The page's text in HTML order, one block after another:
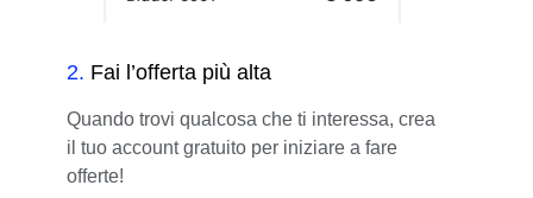
2. Fai l’offerta più alta
Quando trovi qualcosa che ti interessa, crea
il tuo account gratuito per iniziare a fare
offerte!